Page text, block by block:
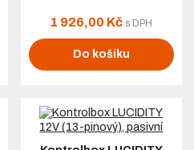
1 926,00 Kč s DPH
Do košíku